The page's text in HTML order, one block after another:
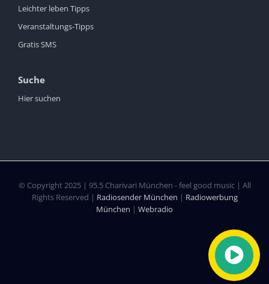
Leichter leben Tipps
Veranstaltungs-Tipps
Gratis SMS
Suche
Hier suchen
© Copyright 2025 | 95.5 Charivari München - feel good music | All
Rights Reserved | Radiosender München | Radiowerbung
München | Webradio